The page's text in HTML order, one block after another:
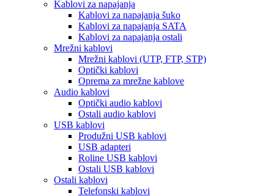
Kablovi za napajanja
Kablovi za napajanja šuko
Kablovi za napajanja SATA
Kablovi za napajanja ostali
Mrežni kablovi
Mrežni kablovi (UTP, FTP, STP)
Optički kablovi
Oprema za mrežne kablove
Audio kablovi
Optički audio kablovi
Ostali audio kablovi
USB kablovi
Produžni USB kablovi
USB adapteri
Roline USB kablovi
Ostali USB kablovi
Ostali kablovi
Telefonski kablovi